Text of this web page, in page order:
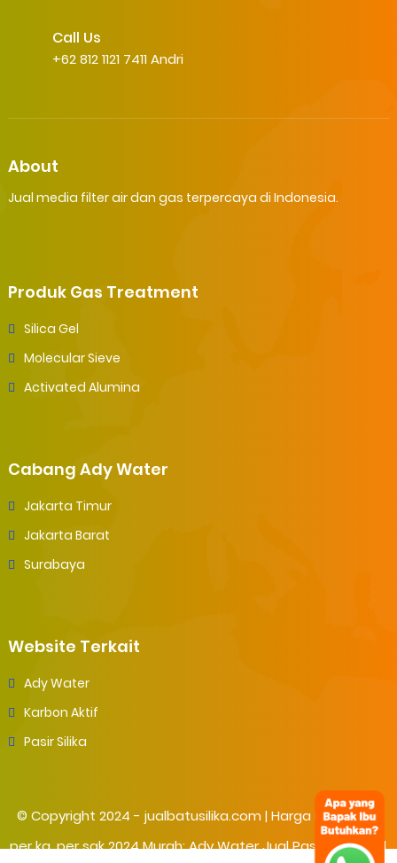
Call Us
+62 812 1121 7411 Andri
About
Jual media filter air dan gas terpercaya di Indonesia.
Produk Gas Treatment
Silica Gel
Molecular Sieve
Activated Alumina
Cabang Ady Water
Jakarta Timur
Jakarta Barat
Surabaya
Website Terkait
Ady Water
Karbon Aktif
Pasir Silika
© Copyright 2024 - jualbatusilika.com | Harga Batu Silika
per kg, per sak 2024 Murah; Ady Water Jual Pasir Silika- All